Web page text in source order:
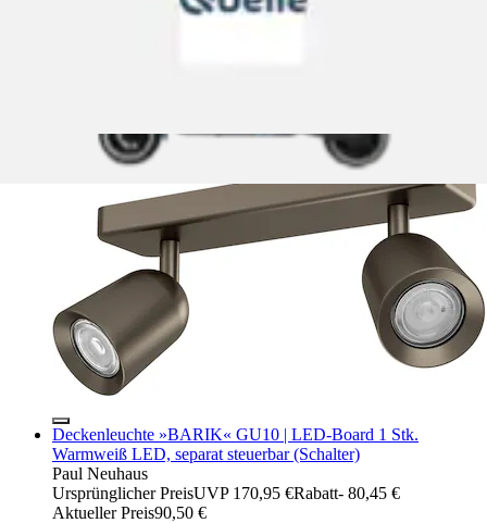
Aktueller Preis33,90 €
Deckenleuchte »BARIK« GU10 | LED-Board 1 Stk.
Warmweiß LED, separat steuerbar (Schalter)
Paul Neuhaus
Ursprünglicher PreisUVP 170,95 €Rabatt- 80,45 €
Aktueller Preis90,50 €